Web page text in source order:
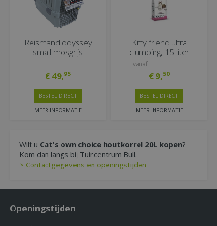
Reismand odyssey
small mosgrijs
€ 49,95
MEER INFORMATIE
BESTEL DIRECT
Kitty friend ultra
clumping, 15 liter
vanaf
€ 9,50
MEER INFORMATIE
BESTEL DIRECT
Wilt u Cat's own choice houtkorrel 20L kopen?
Kom dan langs bij Tuincentrum Bull.
> Contactgegevens en openingstijden
Openingstijden